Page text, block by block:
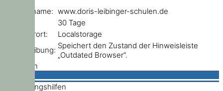
Domainname: www.doris-leibinger-schulen.de
30 Tage
Speicherort:
Localstorage
Beschreibung: Speichert den Zustand der Hinweisleiste
„Outdated Browser“.
Schließen
Bedienungshilfen